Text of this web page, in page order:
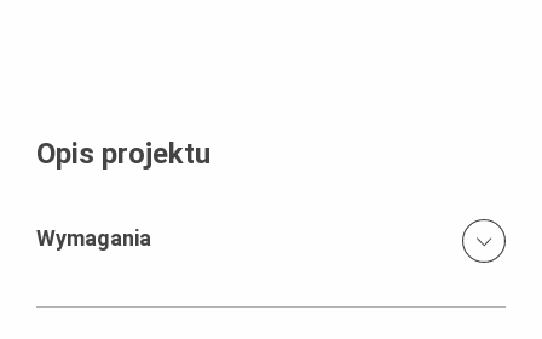
Opis projektu
Wymagania